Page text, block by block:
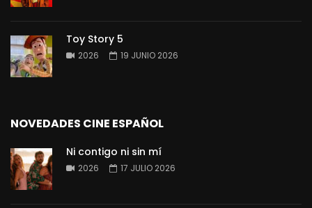
Toy Story 5
2026 19 JUNIO 2026
NOVEDADES CINE ESPAÑOL
Ni contigo ni sin mí
2026 17 JULIO 2026